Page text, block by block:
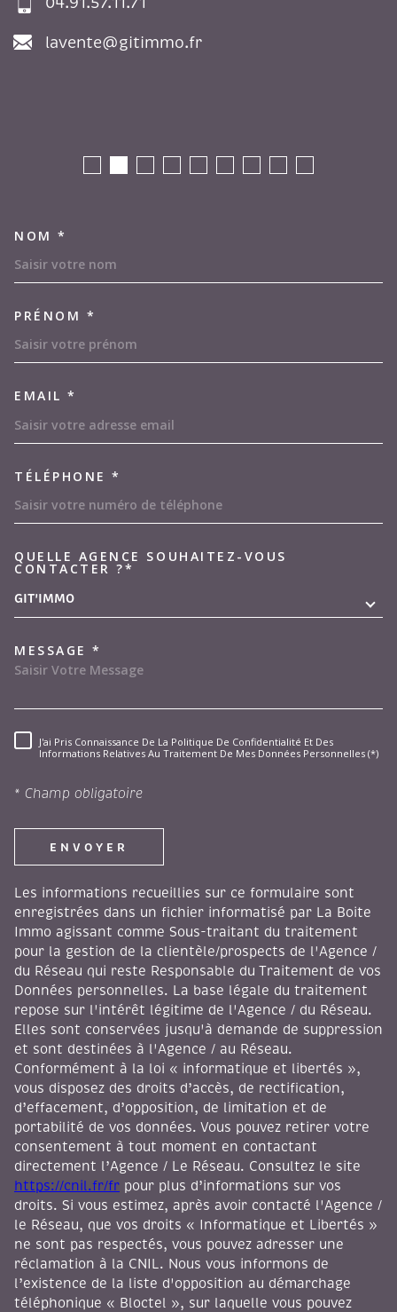
lavente@gitimmo.fr
NOM *
PRÉNOM *
EMAIL *
TÉLÉPHONE *
QUELLE AGENCE SOUHAITEZ-VOUS
CONTACTER ?*
GIT'IMMO
MESSAGE *
RÈGLEMENTATION
J'ai Pris Connaissance De La Politique De Confidentialité Et Des
Informations Relatives Au Traitement De Mes Données Personnelles (*)
* Champ obligatoire
ENVOYER
Les informations recueillies sur ce formulaire sont
enregistrées dans un fichier informatisé par La Boite
Immo agissant comme Sous-traitant du traitement
pour la gestion de la clientèle/prospects de l'Agence /
du Réseau qui reste Responsable du Traitement de vos
Données personnelles. La base légale du traitement
repose sur l'intérêt légitime de l'Agence / du Réseau.
Elles sont conservées jusqu'à demande de suppression
et sont destinées à l'Agence / au Réseau.
Conformément à la loi « informatique et libertés »,
vous disposez des droits d’accès, de rectification,
d’effacement, d’opposition, de limitation et de
portabilité de vos données. Vous pouvez retirer votre
consentement à tout moment en contactant
directement l’Agence / Le Réseau. Consultez le site
https://cnil.fr/fr pour plus d’informations sur vos
droits. Si vous estimez, après avoir contacté l'Agence /
le Réseau, que vos droits « Informatique et Libertés »
ne sont pas respectés, vous pouvez adresser une
réclamation à la CNIL. Nous vous informons de
l’existence de la liste d'opposition au démarchage
téléphonique « Bloctel », sur laquelle vous pouvez